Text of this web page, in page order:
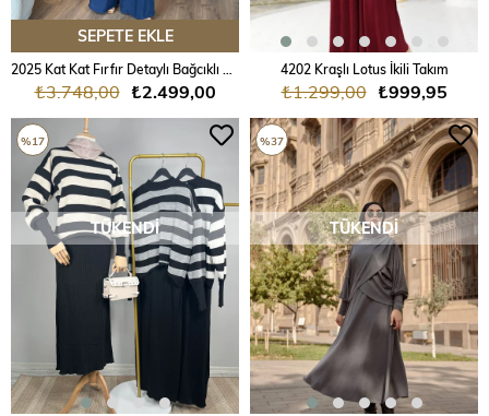
SEPETE EKLE
₺2.499,00
₺3.748,00
4202 Kraşlı Lotus İkili Takım
₺999,95
₺1.299,00
TÜKENDI
%17
TÜKENDI
%37